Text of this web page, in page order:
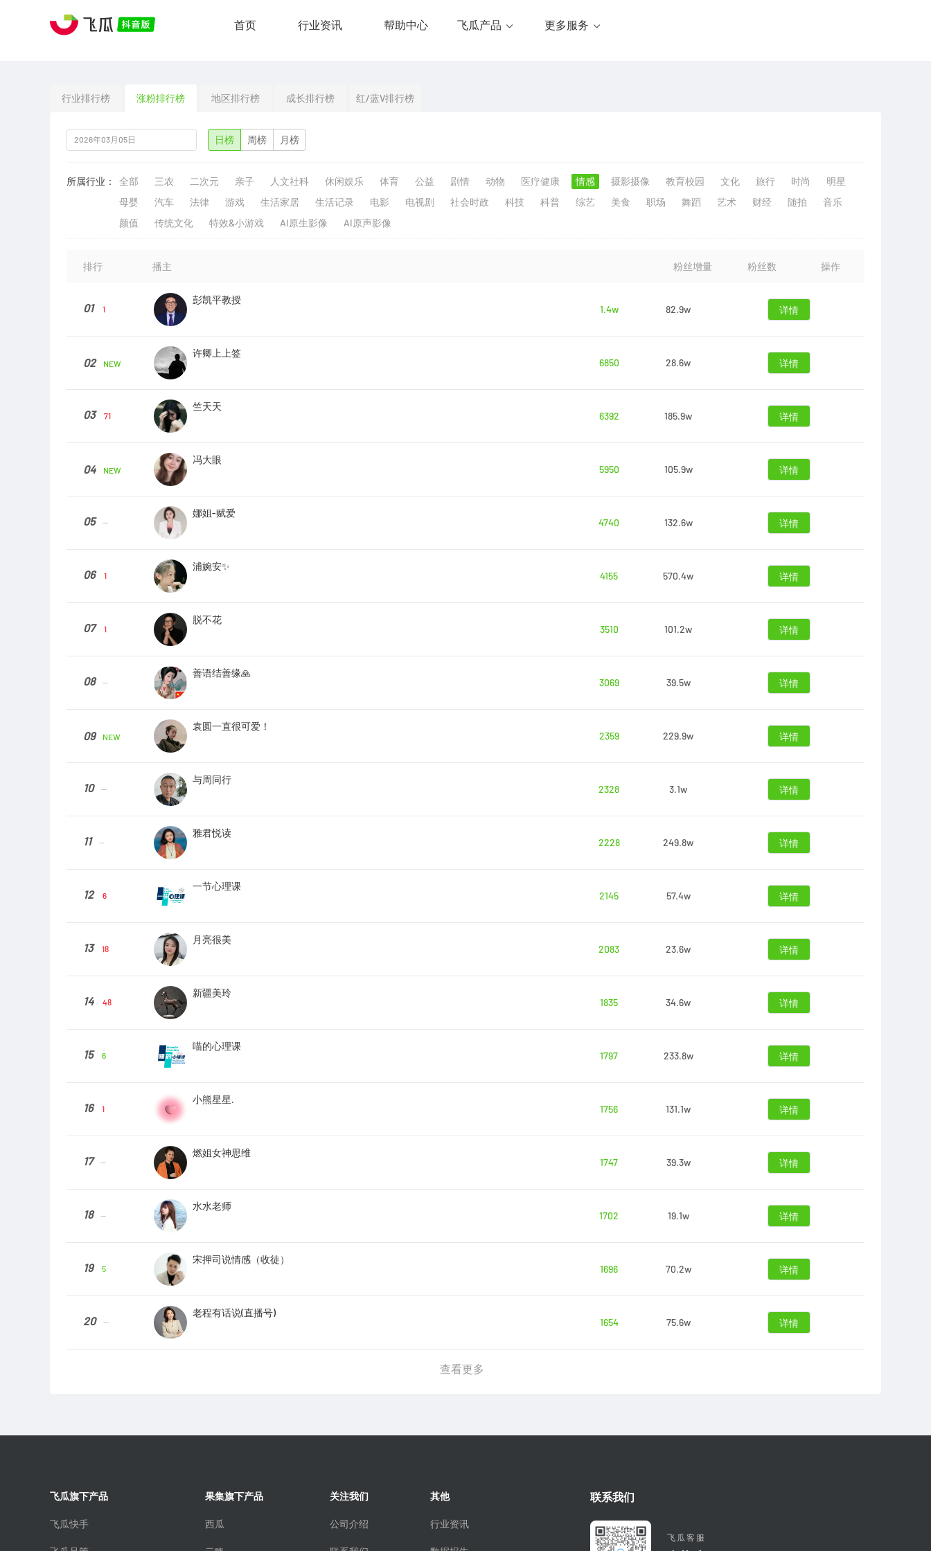
首页 行业资讯 帮助中心 飞瓜产品 更多服务
行业排行榜 涨粉排行榜 地区排行榜 成长排行榜 红/蓝V排行榜
日榜 周榜 月榜
所属行业： 全部 三农 二次元 亲子 人文社科 休闲娱乐 体育 公益 剧情 动物 医疗健康 情感 摄影摄像 教育校园 文化 旅行 时尚
明星
母婴
汽车 法律 游戏 生活家居 生活记录 电影 电视剧 社会时政 科技 科普 综艺 美食 职场 舞蹈 艺术 财经 随拍
音乐
颜值
传统文化 特效&小游戏 AI原生影像 AI原声影像
排行 播主 粉丝增量 粉丝数 操作
01 1
彭凯平教授
1.4w
82.9w 详情
02 NEW
许卿上上签
6850
28.6w 详情
03 71
竺天天
6392
185.9w 详情
04 NEW
冯大眼
5950
105.9w 详情
05 --
娜姐-赋爱
4740
132.6w 详情
06 1
浦婉安✨
4155
570.4w 详情
07 1
脱不花
3510
101.2w 详情
08 --
善语结善缘🙏
3069
39.5w 详情
09 NEW
袁圆一直很可爱！
2359
229.9w 详情
10 --
与周同行
2328
3.1w 详情
11 --
雅君悦读
2228
249.8w 详情
12 6
一节心理课
2145
57.4w 详情
13 18
月亮很美
2083
23.6w 详情
14 48
新疆美玲
1835
34.6w 详情
15 6
喵的心理课
1797
233.8w 详情
16 1
小熊星星.
1756
131.1w 详情
17 --
燃姐女神思维
1747
39.3w 详情
18 --
水水老师
1702
19.1w 详情
19 5
宋押司说情感（收徒）
1696
70.2w 详情
20 --
老程有话说(直播号)
1654
75.6w 详情
查看更多
飞瓜旗下产品
飞瓜快手
果集旗下产品
西瓜
关注我们
公司介绍
其他
行业资讯
联系我们
飞瓜客服